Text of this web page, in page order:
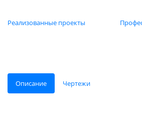
Реализованные проекты
Описание Чертежи